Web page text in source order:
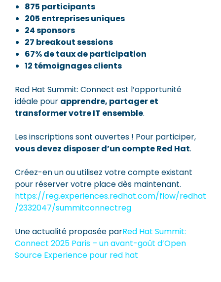
875 participants
205 entreprises uniques
24 sponsors
27 breakout sessions
67% de taux de participation
12 témoignages clients
Red Hat Summit: Connect est l’opportunité
idéale pour apprendre, partager et
transformer votre IT ensemble.
Les inscriptions sont ouvertes ! Pour participer,
vous devez disposer d’un compte Red Hat.
Créez-en un ou utilisez votre compte existant
pour réserver votre place dès maintenant.
https://reg.experiences.redhat.com/flow/redhat
/2332047/summitconnectreg
Une actualité proposée parRed Hat Summit:
Connect 2025 Paris – un avant-goût d’Open
Source Experience pour red hat